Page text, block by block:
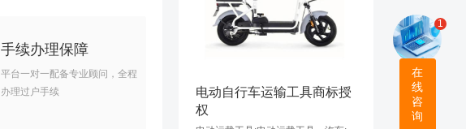
手续办理保障
平台一对一配备专业顾问，全程
办理过户手续
电动自行车运输工具商标授
权
1
在
线
咨
询